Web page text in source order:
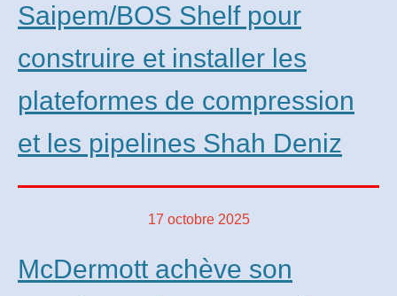
Saipem/BOS Shelf pour
construire et installer les
plateformes de compression
et les pipelines Shah Deniz
17 octobre 2025
McDermott achève son